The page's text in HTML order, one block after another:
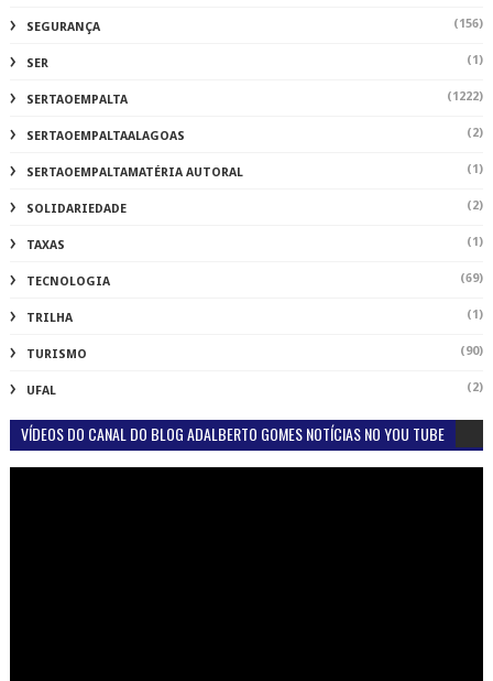
SEGURANÇA (156)
SER (1)
SERTAOEMPALTA (1222)
SERTAOEMPALTAALAGOAS (2)
SERTAOEMPALTAMATÉRIA AUTORAL (1)
SOLIDARIEDADE (2)
TAXAS (1)
TECNOLOGIA (69)
TRILHA (1)
TURISMO (90)
UFAL (2)
VÍDEOS DO CANAL DO BLOG ADALBERTO GOMES NOTÍCIAS NO YOU TUBE